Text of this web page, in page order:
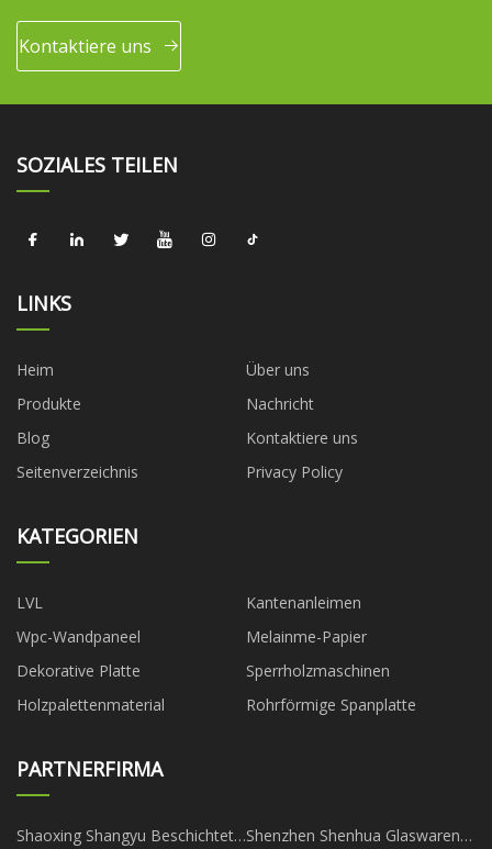
Kontaktiere uns
SOZIALES TEILEN
LINKS
Heim
Über uns
Produkte
Nachricht
Blog
Kontaktiere uns
Seitenverzeichnis
Privacy Policy
KATEGORIEN
LVL
Kantenanleimen
Wpc-Wandpaneel
Melainme-Papier
Dekorative Platte
Sperrholzmaschinen
Holzpalettenmaterial
Rohrförmige Spanplatte
PARTNERFIRMA
Shaoxing Shangyu Beschichtet Shenzhen Shenhua Glaswaren